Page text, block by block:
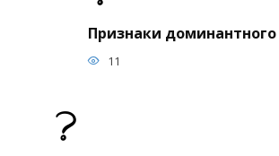
Признаки доминантного
11